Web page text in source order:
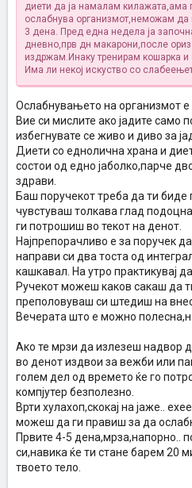
диети да ја намалам килажата,ама
ослабнува организмот,неможам
3 дена. Пред една недела ја
дневно,прв дн макарони,после
издржам.Инаку тренирам кошарка и
Има ли некој искуство со
Ослабнувањето на организмот е
Вие си мислите ако јадите само
избегнувате се живо и диво за
Диети со еднолична храна и
состои од едно јаболко,парче
здрави.
Баш поручекот треба да ти биде
чувстуваш толкава глад
ги потрошиш во текот на денот.
Најпрепорачливо е за поручек
направи си два тоста од
кашкавал. На утро практикувај да
Ручекот можеш каков сакаш да
преполовуваш си штедиш на
Вечерата што е можно
Ако те мрзи да излезеш надвор
во денот издвои за вежби или
голем дел од времето ќе го
компјутер безполезно.
Врти хулахоп,скокај на јаже..
можеш да ги правиш за да
Првите 4-5 дена,мрза,напорно..
си,навика ќе ти стане барем 20
твоето тело.